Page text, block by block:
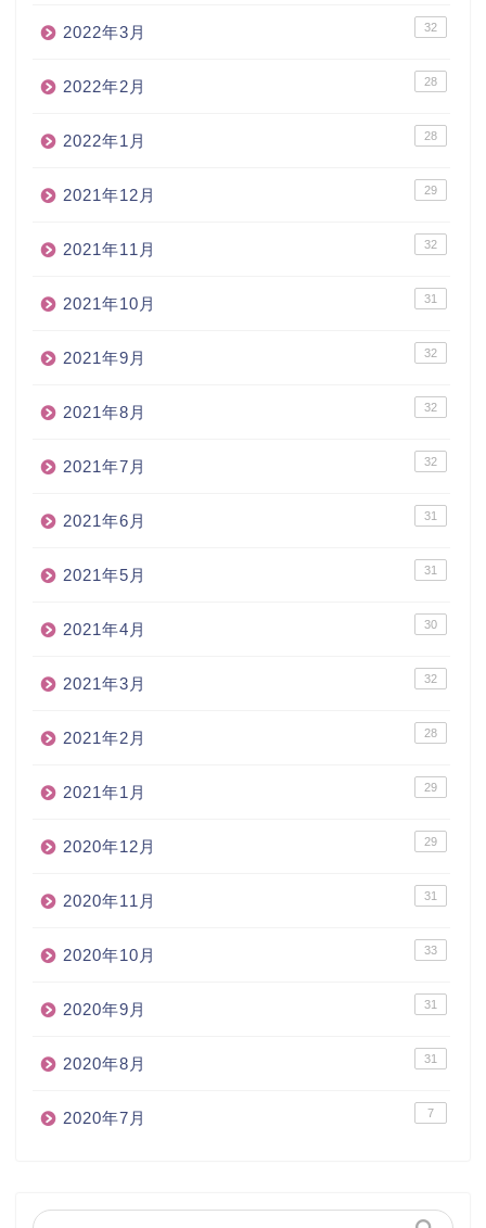
2022年3月 32
2022年2月 28
2022年1月 28
2021年12月 29
2021年11月 32
2021年10月 31
2021年9月 32
2021年8月 32
2021年7月 32
2021年6月 31
2021年5月 31
2021年4月 30
2021年3月 32
2021年2月 28
2021年1月 29
2020年12月 29
2020年11月 31
2020年10月 33
2020年9月 31
2020年8月 31
2020年7月 7